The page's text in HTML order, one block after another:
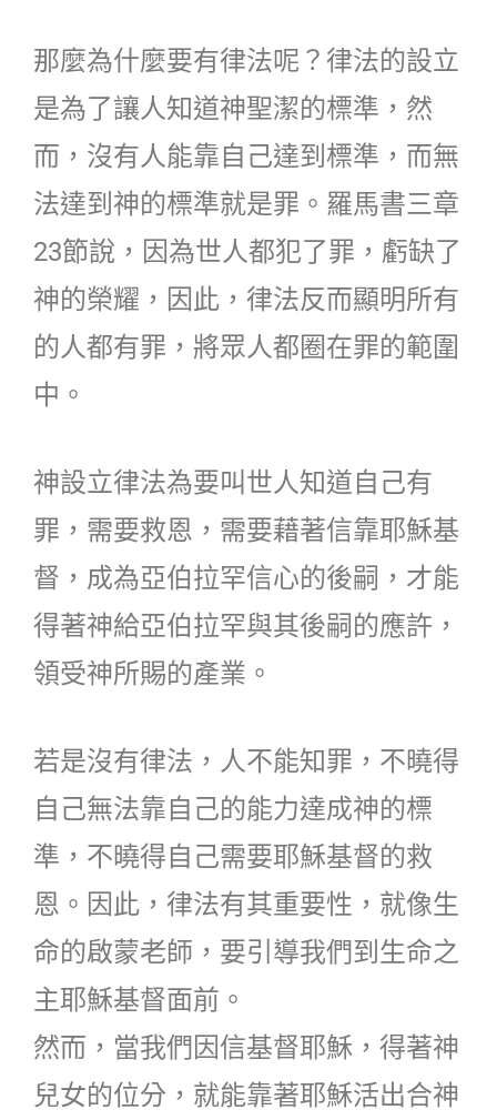
那麼為什麼要有律法呢？律法的設立
是為了讓人知道神聖潔的標準，然
而，沒有人能靠自己達到標準，而無
法達到神的標準就是罪。羅馬書三章
23節說，因為世人都犯了罪，虧缺了
神的榮耀，因此，律法反而顯明所有
的人都有罪，將眾人都圈在罪的範圍
中。
神設立律法為要叫世人知道自己有
罪，需要救恩，需要藉著信靠耶穌基
督，成為亞伯拉罕信心的後嗣，才能
得著神給亞伯拉罕與其後嗣的應許，
領受神所賜的產業。
若是沒有律法，人不能知罪，不曉得
自己無法靠自己的能力達成神的標
準，不曉得自己需要耶穌基督的救
恩。因此，律法有其重要性，就像生
命的啟蒙老師，要引導我們到生命之
主耶穌基督面前。
然而，當我們因信基督耶穌，得著神
兒女的位分，就能靠著耶穌活出合神